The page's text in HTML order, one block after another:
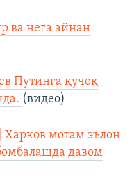
ва нега айнан
Путинга қучоқ
(видео)
Харков мотам эълон
давом